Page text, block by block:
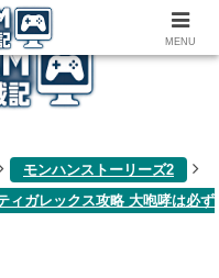
ログ
モンハンストーリーズ2
ィガレックス攻略 大咆哮は必ず
MENU